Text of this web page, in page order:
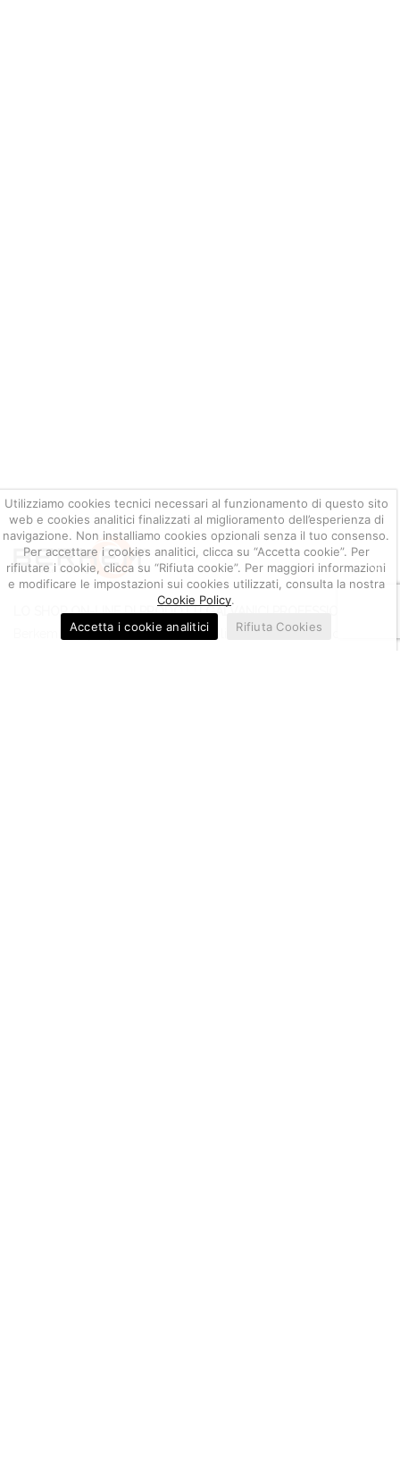
Utilizziamo cookies tecnici necessari al funzionamento di questo sito
web e cookies analitici finalizzati al miglioramento dell’esperienza di
navigazione. Non installiamo cookies opzionali senza il tuo consenso.
Per accettare i cookies analitici, clicca su “Accetta cookie”. Per
rifiutare i cookie, clicca su “Rifiuta cookie”. Per maggiori informazioni
e modificare le impostazioni sui cookies utilizzati, consulta la nostra
Cookie Policy.
Accetta i cookie analitici
Rifiuta Cookies
LO SHOP ON-LINE DI PRODOTTI GALVANICI PROFESSIONALI
Berkem S.r.l. propone la vendita on-line di oltre 700 articoli